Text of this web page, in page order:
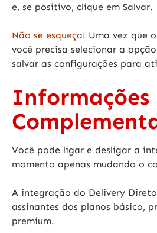
e, se positivo, clique em Salvar.
Não se esqueça! Uma vez que
você precisa selecionar a opção
salvar as configurações para
Informações
Você pode ligar e desligar a
momento apenas mudando o
A integração do Delivery
assinantes dos planos básico,
premium.